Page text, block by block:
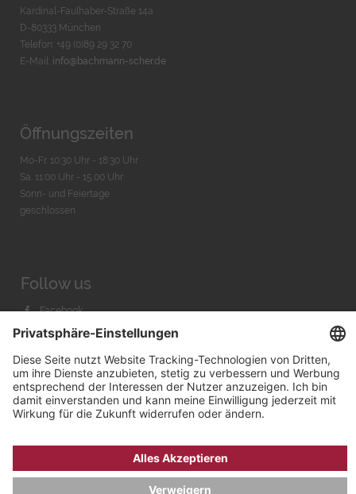
Kardinal-Faulhaber-Straße 14a
D-80333 München
Telefon: +49 (0)89 29 32 70
E-Mail: info@bachmann-scher.de
Öffnungszeiten
Mo-Fr. 10:30 Uhr - 18:30 Uhr
Sa. 11:00 Uhr - 15.00 Uhr
Sonn- und Feiertage
geschlossen
Follow us
Facebook
Instagram
Youtube
Bachmann & Scher GmbH / Watchandco GmbH